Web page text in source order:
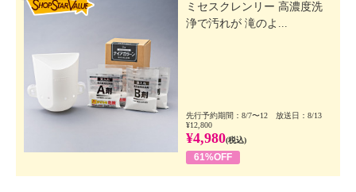
ミセスクレンリー 高濃度洗
浄で汚れが 滝のよ...
先行予約期間：8/7〜12 放送日：8/13
¥12,800
¥4,980(税込)
61%OFF